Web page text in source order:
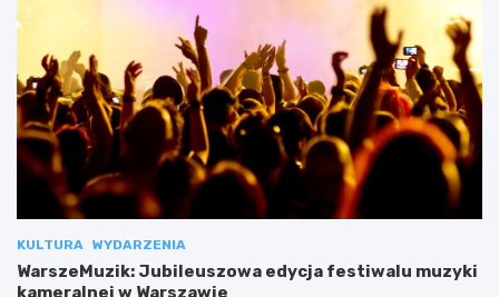
KULTURA WYDARZENIA
WarszeMuzik: Jubileuszowa edycja festiwalu muzyki
kameralnej w Warszawie